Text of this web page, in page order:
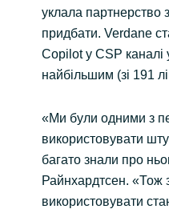
уклала партнерство
придбати. Verdane
Copilot у CSP каналі
найбільшим (зі 191
«Ми були одними з
використовувати
багато знали про
Райнхардтсен. «Тож
використовувати